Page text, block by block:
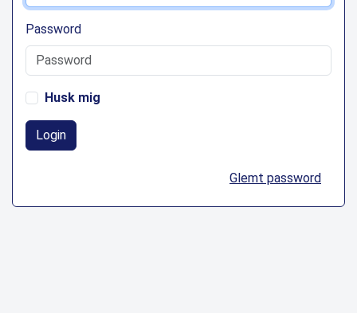
Password
Husk mig
Login
Glemt password